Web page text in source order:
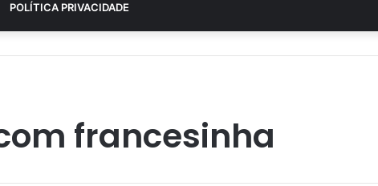
POLÍTICA PRIVACIDADE
francesinha